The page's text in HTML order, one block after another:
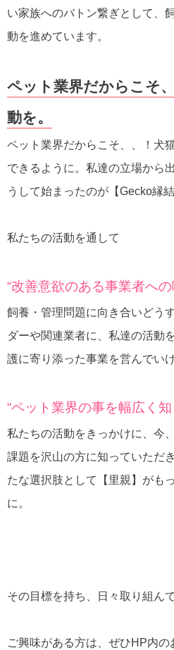
い家族へのバトン繋ぎとして、
動を進めています。
ペット業界だからこそ
動を。
ペット業界だからこそ、、！犬
できるように。私達の立場から
うして始まったのが【Gecko縁
私たちの活動を通して
“改善意欲のある事業者へ
飼養・管理問題に向き合いどう
ダーや関連業者に、私達の活動
護に寄り添った事業を営んでい
“ペット業界の事を幅広く
私たちの活動をきっかけに、今
課題を沢山の方に知っていただ
たな選択肢として【里親】がも
に。
その目標を持ち、日々取り組ん
ご興味がある方は、ぜひHP内